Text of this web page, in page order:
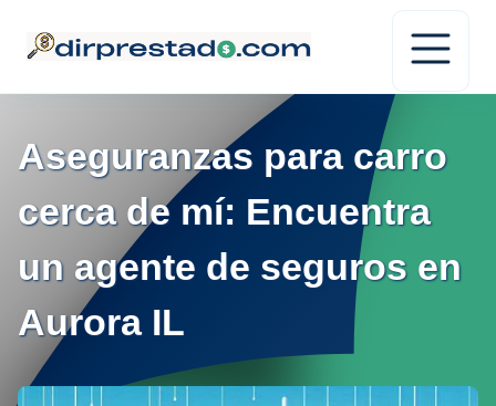
Aseguranzas para carro
cerca de mí: Encuentra
un agente de seguros en
Aurora IL